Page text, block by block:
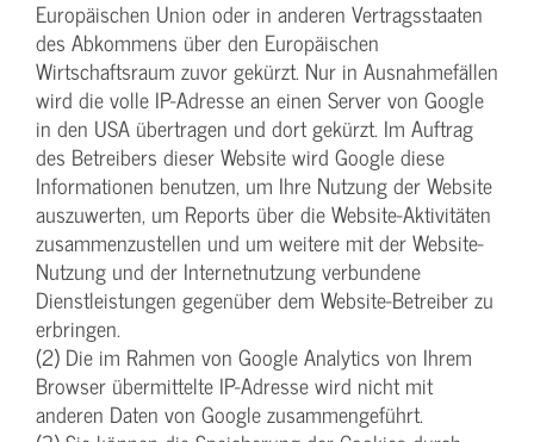
Europäischen Union oder in anderen Vertragsstaaten
des Abkommens über den Europäischen
Wirtschaftsraum zuvor gekürzt. Nur in Ausnahmefällen
wird die volle IP-Adresse an einen Server von Google
in den USA übertragen und dort gekürzt. Im Auftrag
des Betreibers dieser Website wird Google diese
Informationen benutzen, um Ihre Nutzung der Website
auszuwerten, um Reports über die Website-Aktivitäten
zusammenzustellen und um weitere mit der Website-
Nutzung und der Internetnutzung verbundene
Dienstleistungen gegenüber dem Website-Betreiber zu
erbringen.
(2) Die im Rahmen von Google Analytics von Ihrem
Browser übermittelte IP-Adresse wird nicht mit
anderen Daten von Google zusammengeführt.